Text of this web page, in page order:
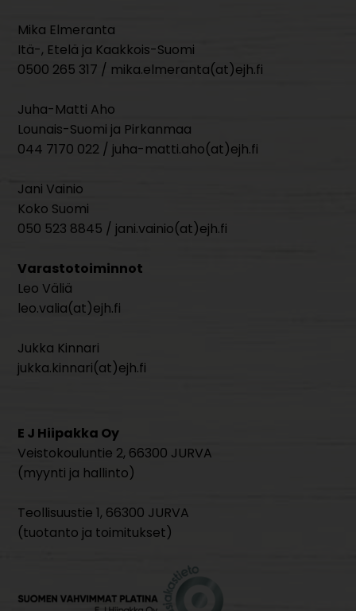
Mika Elmeranta
Itä-, Etelä ja Kaakkois-Suomi
0500 265 317 / mika.elmeranta(at)ejh.fi
Juha-Matti Aho
Lounais-Suomi ja Pirkanmaa
044 7170 022 / juha-matti.aho(at)ejh.fi
Jani Vainio
Koko Suomi
050 523 8845 / jani.vainio(at)ejh.fi
Varastotoiminnot
Leo Väliä
leo.valia(at)ejh.fi
Jukka Kinnari
jukka.kinnari(at)ejh.fi
E J Hiipakka Oy
Veistokouluntie 2, 66300 JURVA
(myynti ja hallinto)
Teollisuustie 1, 66300 JURVA
(tuotanto ja toimitukset)